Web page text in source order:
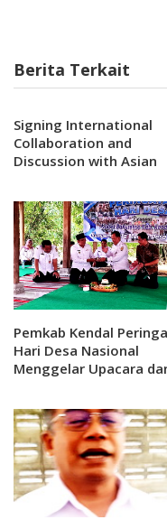
Berita Terkait
Signing International
Collaboration and
Discussion with Asian
University, Korea in
Collaboration with
Politeknik Indonusa
Surakarta
Pemkab Kendal
Hari Desa Nasional
Menggelar Upacara